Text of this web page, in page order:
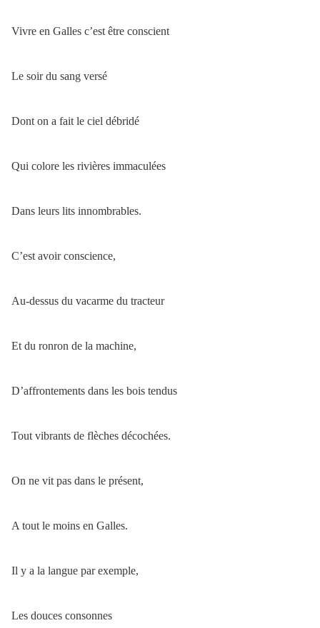
Vivre en Galles c’est être conscient
Le soir du sang versé
Dont on a fait le ciel débridé
Qui colore les rivières immaculées
Dans leurs lits innombrables.
C’est avoir conscience,
Au-dessus du vacarme du tracteur
Et du ronron de la machine,
D’affrontements dans les bois tendus
Tout vibrants de flèches décochées.
On ne vit pas dans le présent,
A tout le moins en Galles.
Il y a la langue par exemple,
Les douces consonnes